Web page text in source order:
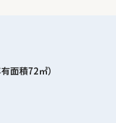
面積72㎡）